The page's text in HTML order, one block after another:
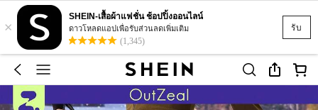
รับ
×
SHEIN-เสื้อผ้าแฟชั่น ช้อปปิ้งออนไลน์
ดาวโหลดแอปเพื่อรับส่วนลดเพิ่มเติม
(1,345)